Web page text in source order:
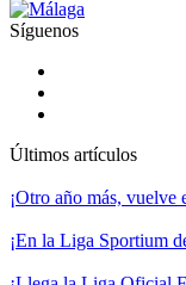
Síguenos
Últimos artículos
¡Otro año más,
¡En la Liga Sportium